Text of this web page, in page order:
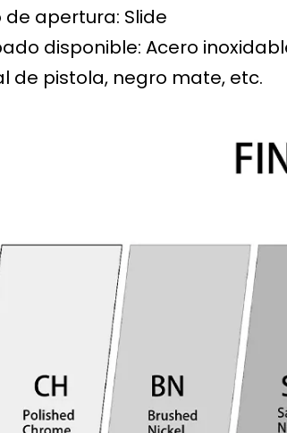
de apertura: Slide
disponible: Acero
de pistola, negro mate, etc.